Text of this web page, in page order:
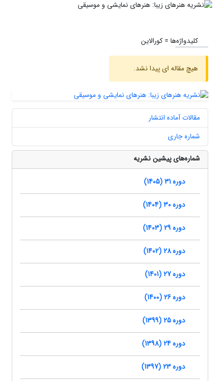
کلیدواژه‌ها =کورالاین
هیچ مقاله ای پیدا نشد.
مقالات آماده انتشار
شماره جاری
شماره‌های پیشین نشریه
دوره 31 (1405)
دوره 30 (1404)
دوره 29 (1403)
دوره 28 (1402)
دوره 27 (1401)
دوره 26 (1400)
دوره 25 (1399)
دوره 24 (1398)
دوره 23 (1397)